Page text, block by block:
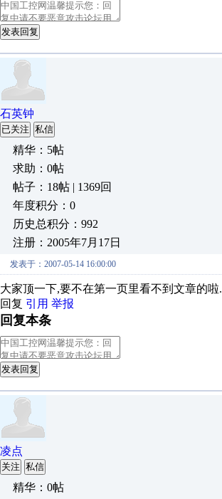
发表回复
石英钟
已关注 私信
精华：5帖
求助：0帖
帖子：18帖 | 1369回
年度积分：0
历史总积分：992
注册：2005年7月17日
发表于：2007-05-14 16:00:00
大家顶一下,要不在第一页里看不到文章的啦.
回复 引用 举报
回复本条
发表回复
凌点
关注 私信
精华：0帖